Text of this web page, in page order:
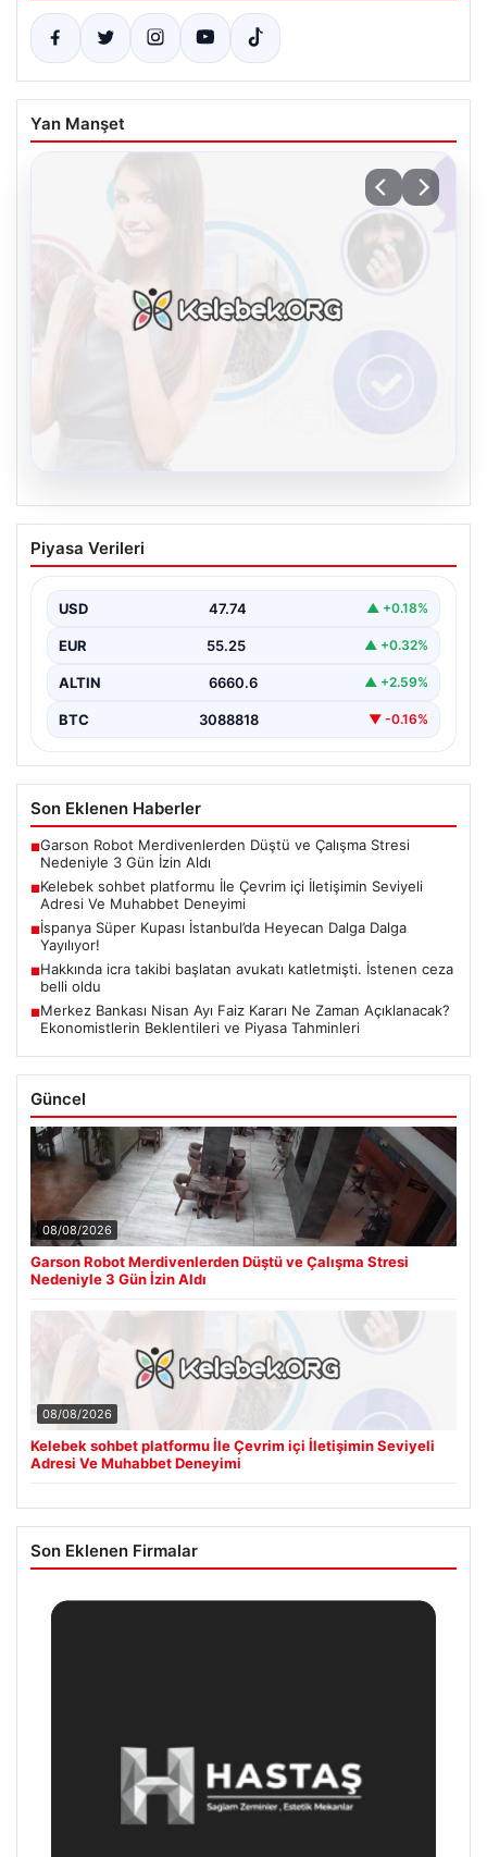
Yan Manşet
Kelebek sohbet platformu İle Çevrim içi
İletişimin Seviyeli Adresi Ve Muhabbet
İnternet dünyasında kullanıcıların güvenli bir tarzda
birçok…
Piyasa Verileri
USD 47.74 ▲ +0.18%
EUR 55.25 ▲ +0.32%
ALTIN 6660.6 ▲ +2.59%
BTC 3088818 ▼ -0.16%
Son Eklenen Haberler
■Garson Robot Merdivenlerden Düştü ve Çalışma Stresi
Nedeniyle 3 Gün İzin Aldı
■Kelebek sohbet platformu İle Çevrim içi İletişimin Seviyeli
Adresi Ve Muhabbet Deneyimi
■İspanya Süper Kupası İstanbul’da Heyecan Dalga Dalga
Yayılıyor!
■Hakkında icra takibi başlatan avukatı katletmişti. İstenen ceza
belli oldu
■Merkez Bankası Nisan Ayı Faiz Kararı Ne Zaman Açıklanacak?
Ekonomistlerin Beklentileri ve Piyasa Tahminleri
Güncel
08/08/2026
Garson Robot Merdivenlerden Düştü ve Çalışma Stresi
Nedeniyle 3 Gün İzin Aldı
08/08/2026
Kelebek sohbet platformu İle Çevrim içi İletişimin Seviyeli
Adresi Ve Muhabbet Deneyimi
Son Eklenen Firmalar